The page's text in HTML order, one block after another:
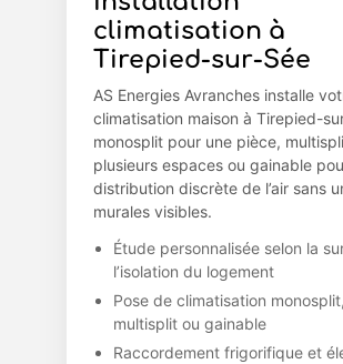
climatisation à
Tirepied-sur-Sée
AS Energies Avranches installe
climatisation maison à Tirepied-
monosplit pour une pièce,
plusieurs espaces ou gainable
distribution discrète de l’air sans
murales visibles.
Étude personnalisée selon la
l’isolation du logement
Pose de climatisation monosplit,
multisplit ou gainable
Raccordement frigorifique et